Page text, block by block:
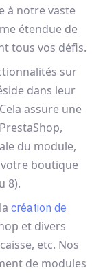
à notre vaste
étendue de
tous vos défis.
sur
dans leur
assure une
du module,
boutique
8).
création de
et divers
etc. Nos
de modules